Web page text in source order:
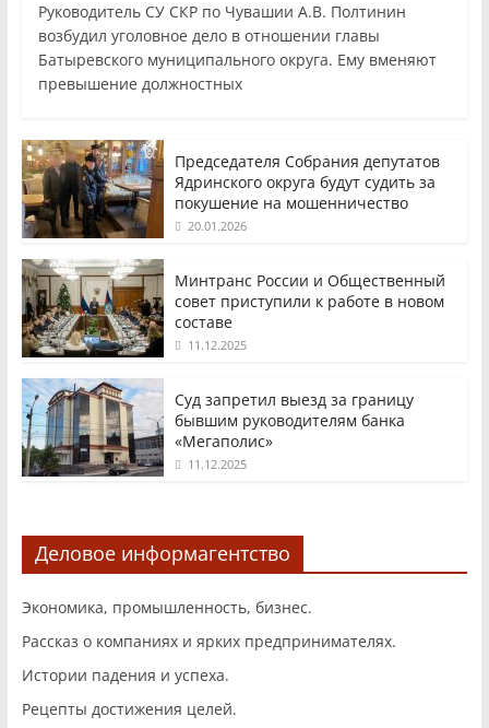
Руководитель СУ СКР по Чувашии А.В. Полтинин
возбудил уголовное дело в отношении главы
Батыревского муниципального округа. Ему вменяют
превышение должностных
Председателя Собрания депутатов
Ядринского округа будут судить за
покушение на мошенничество
20.01.2026
Минтранс России и Общественный
совет приступили к работе в новом
составе
11.12.2025
Суд запретил выезд за границу
бывшим руководителям банка
«Мегаполис»
11.12.2025
Деловое информагентство
Экономика, промышленность, бизнес.
Рассказ о компаниях и ярких предпринимателях.
Истории падения и успеха.
Рецепты достижения целей.